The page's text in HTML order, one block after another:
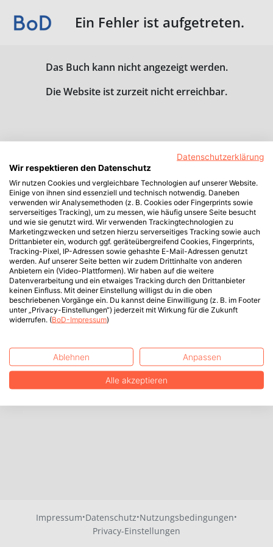
Ein Fehler ist aufgetreten.
Das Buch kann nicht angezeigt werden.
Die Website ist zurzeit nicht erreichbar.
Impressum·Datenschutz·Nutzungsbedingungen·
Privacy-Einstellungen
Datenschutzerklärung
Wir respektieren den Datenschutz
Wir nutzen Cookies und vergleichbare Technologien auf unserer Website.
Einige von ihnen sind essenziell und technisch notwendig. Daneben
verwenden wir Analysemethoden (z. B. Cookies oder Fingerprints sowie
serverseitiges Tracking), um zu messen, wie häufig unsere Seite besucht
und wie sie genutzt wird. Wir verwenden Trackingtechnologien zu
Marketingzwecken und setzen hierzu serverseitiges Tracking sowie auch
Drittanbieter ein, wodurch ggf. geräteübergreifend Cookies, Fingerprints,
Tracking-Pixel, IP-Adressen sowie gehashte E-Mail-Adressen genutzt
werden. Auf unserer Seite betten wir zudem Drittinhalte von anderen
Anbietern ein (Video-Plattformen). Wir haben auf die weitere
Datenverarbeitung und ein etwaiges Tracking durch den Drittanbieter
keinen Einfluss. Mit deiner Einstellung willigst du in die oben
beschriebenen Vorgänge ein. Du kannst deine Einwilligung (z. B. im Footer
unter „Privacy-Einstellungen“) jederzeit mit Wirkung für die Zukunft
widerrufen. (BoD-Impressum)
Ablehnen Anpassen
Alle akzeptieren